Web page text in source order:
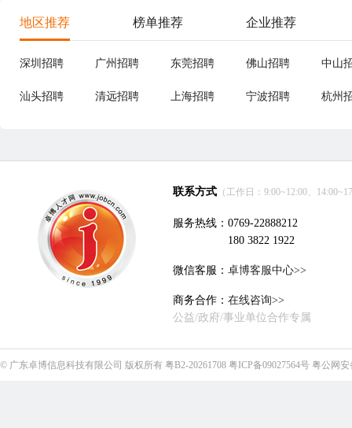
地区推荐 榜单推荐 企业推荐
深圳招聘 广州招聘 东莞招聘 佛山招聘 中山
汕头招聘 清远招聘 上海招聘 宁波招聘 杭州
联系方式 （工作日：9:00~12:00、
服务热线：0769-22888212
180 3822 1922
微信客服： 卓博客服中心>>
商务合作： 在线咨询>>
公益/政府/事业单位合作专属
© 广东卓博信息科技有限公司 版权所有 粤B2-20261708 粤ICP备09027564号 粤公网安